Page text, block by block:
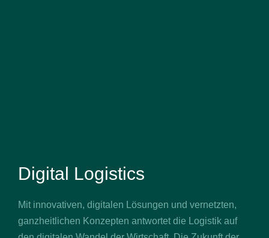
Digital Logistics
Mit innovativen, digitalen Lösungen und vernetzten,
ganzheitlichen Konzepten antwortet die Logistik auf